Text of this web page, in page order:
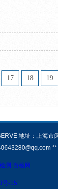
17 18 19
地址：上海
**
测 百检网
号-15